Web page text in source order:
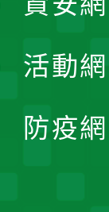
活動
防疫